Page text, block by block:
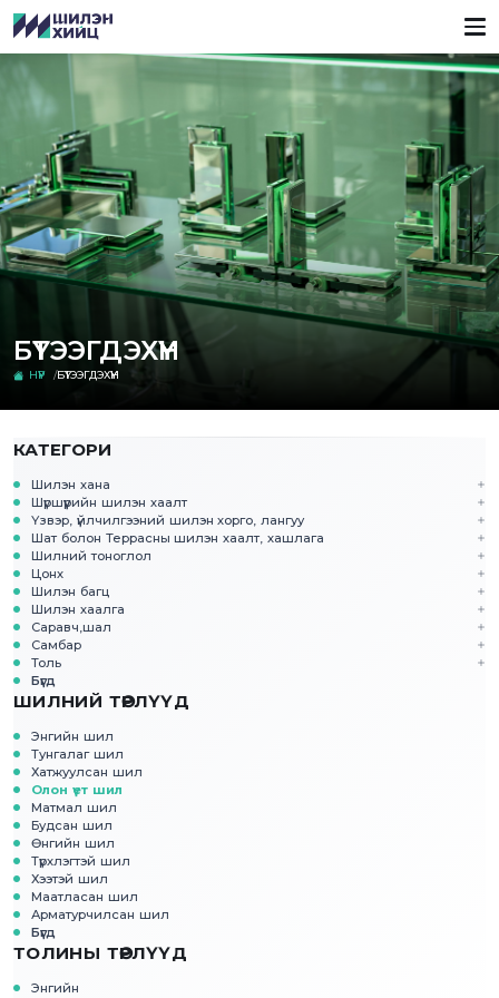
БҮТЭЭГДЭХҮҮН
НҮҮР БҮТЭЭГДЭХҮҮН
КАТЕГОРИ
Шилэн хана
Шүршүүрийн шилэн хаалт
Үзвэр, үйлчилгээний шилэн хорго, лангуу
Шат болон Террасны шилэн хаалт, хашлага
Шилний тоноглол
Цонх
Шилэн багц
Шилэн хаалга
Саравч,шал
Самбар
Толь
Бүгд
ШИЛНИЙ ТӨРЛҮҮД
Энгийн шил
Тунгалаг шил
Хатжуулсан шил
Олон үет шил
Матмал шил
Будсан шил
Өнгийн шил
Түрхлэгтэй шил
Хээтэй шил
Маатласан шил
Арматурчилсан шил
Бүгд
ТОЛИНЫ ТӨРЛҮҮД
Энгийн